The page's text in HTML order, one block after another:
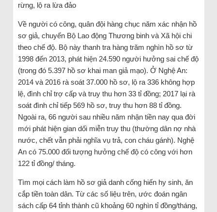
rừng, lộ ra lừa đảo
Về người có công, quân đội hàng chục năm xác nhận hồ
sơ giả, chuyển Bộ Lao động Thương binh và Xã hội chi
theo chế độ. Bộ này thanh tra hàng trăm nghìn hồ sơ từ
1998 đến 2013, phát hiện 24.590 người hưởng sai chế độ
(trong đó 5.397 hồ sơ khai man giả mạo). Ở Nghệ An:
2014 và 2016 rà soát 37.000 hồ sơ, lộ ra 336 không hợp
lệ, đình chỉ trợ cấp và truy thu hơn 33 tỉ đồng; 2017 lại rà
soát đình chỉ tiếp 569 hồ sơ, truy thu hơn 88 tỉ đồng.
Ngoài ra, 66 người sau nhiều năm nhận tiền nay qua đời
mới phát hiện gian dối miễn truy thu (thường dân nợ nhà
nước, chết vẫn phải nghĩa vụ trả, con cháu gánh). Nghệ
An có 75.000 đối tượng hưởng chế độ có công với hơn
122 tỉ đồng/ tháng.
Tìm mọi cách làm hồ sơ giả danh cống hiến hy sinh, ăn
cắp tiền toàn dân. Từ các số liệu trên, ước đoán ngân
sách cấp 64 tỉnh thành cũ khoảng 60 nghìn tỉ đồng/tháng,